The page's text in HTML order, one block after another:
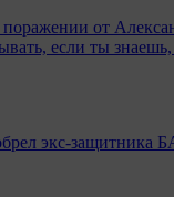
от
если ты знаешь,
экс-защитника